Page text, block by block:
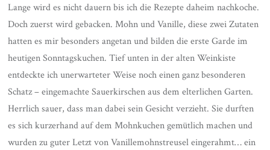
Lange wird es nicht dauern bis ich die Rezepte daheim nachkoche.
Doch zuerst wird gebacken. Mohn und Vanille, diese zwei Zutaten
hatten es mir besonders angetan und bilden die erste Garde im
heutigen Sonntagskuchen. Tief unten in der alten Weinkiste
entdeckte ich unerwarteter Weise noch einen ganz besonderen
Schatz – eingemachte Sauerkirschen aus dem elterlichen Garten.
Herrlich sauer, dass man dabei sein Gesicht verzieht. Sie durften
es sich kurzerhand auf dem Mohnkuchen gemütlich machen und
wurden zu guter Letzt von Vanillemohnstreusel eingerahmt… ein